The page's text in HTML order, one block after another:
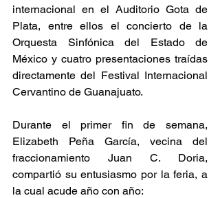
internacional en el Auditorio Gota de
Plata, entre ellos el concierto de la
Orquesta Sinfónica del Estado de
México y cuatro presentaciones traídas
directamente del Festival Internacional
Cervantino de Guanajuato.
Durante el primer fin de semana,
Elizabeth Peña García, vecina del
fraccionamiento Juan C. Doria,
compartió su entusiasmo por la feria, a
la cual acude año con año: